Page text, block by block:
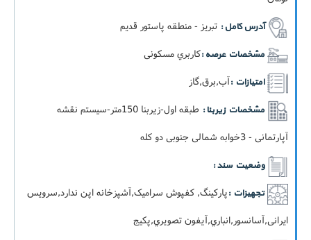
آدرس کامل : تبریز - منطقه پاستور قدیم
مشخصات عرصه :کاربري مسکونی
امتیازات :آب,برق,گاز
مشخصات زیربنا :
طبقه اول-زيربنا 150متر-سيستم نقشه
آپارتمانی - 3خوابه شمالی جنوبی دو کله
وضعیت سند :
تجهیزات :پارکینگ, کفپوش سرامیک,آشپزخانه اپن ندارد,سرویس
ایرانی,آسانسور,انباري,آيفون تصويري,پکيج